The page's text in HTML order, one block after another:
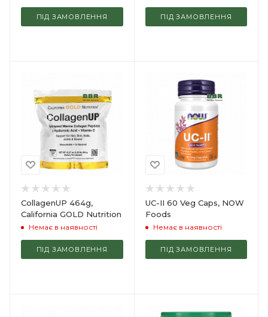
ПІД ЗАМОВЛЕННЯ ПІД ЗАМОВЛЕННЯ
CollagenUP 464g,
California GOLD Nutrition
Немає в наявності
ПІД ЗАМОВЛЕННЯ
UC-II 60 Veg Caps, NOW
Foods
Немає в наявності
ПІД ЗАМОВЛЕННЯ